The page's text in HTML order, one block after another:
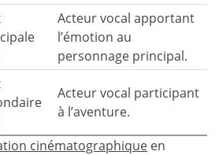
Acteur vocal apportant
l’émotion au
personnage principal.
Acteur vocal participant
à l’aventure.
cinématographique en